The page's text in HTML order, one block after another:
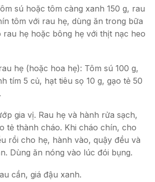
sú hoặc tôm càng xanh 150 g, rau
tôm với rau hẹ, dùng ăn trong bữa
rau hẹ hoặc bông hẹ với thịt nạc heo
hẹ (hoặc hoa hẹ): Tôm sú 100 g,
tím 5 củ, hạt tiêu sọ 10 g, gạo tẻ 50
gia vị. Rau hẹ và hành rửa sạch,
tẻ thành cháo. Khi cháo chín, cho
rồi cho hẹ, hành vào, quậy đều và
Dùng ăn nóng vào lúc đói bụng.
cần, giá đậu xanh.